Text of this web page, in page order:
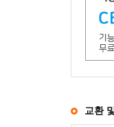
교환